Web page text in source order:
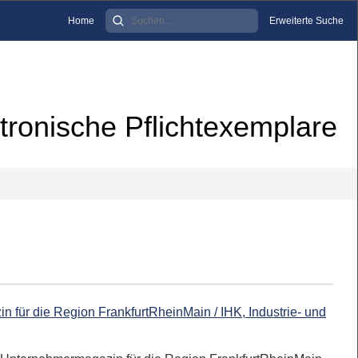
Home Erweiterte Suche
Pflichtexemplare
für die Region FrankfurtRheinMain / IHK, Industrie- und